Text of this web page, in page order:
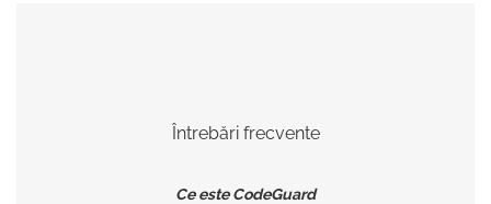
Întrebări frecvente
Ce este CodeGuard